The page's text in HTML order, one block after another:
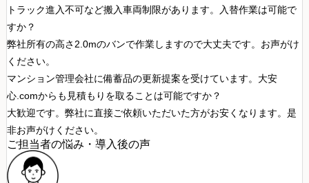
トラック進入不可など搬入車両制限があります。入替作業は可能で
すか？
弊社所有の高さ2.0mのバンで作業しますので大丈夫です。お声がけ
ください。
マンション管理会社に備蓄品の更新提案を受けています。大安
心.comからも見積もりを取ることは可能ですか？
大歓迎です。弊社に直接ご依頼いただいた方がお安くなります。是
非お声がけください。
ご担当者の悩み・導入後の声